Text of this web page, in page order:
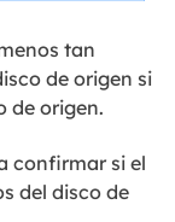
tan
de origen si
de origen.
confirmar si el
del disco de